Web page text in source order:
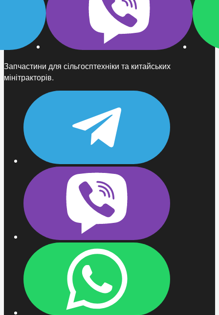
Запчастини для сільгосптехніки та китайських
мінітракторів.